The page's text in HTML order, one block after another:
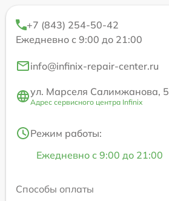
+7 (843) 254-50-42
Ежедневно с 9:00 до 21:00
info@infinix-repair-center.ru
ул. Марселя Салимжанова, 5
Адрес сервисного центра Infinix
Режим работы:
Ежедневно с 9:00 до 21:00
Способы оплаты